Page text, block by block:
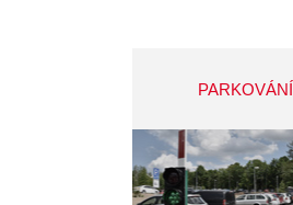
PARKOVÁNÍ